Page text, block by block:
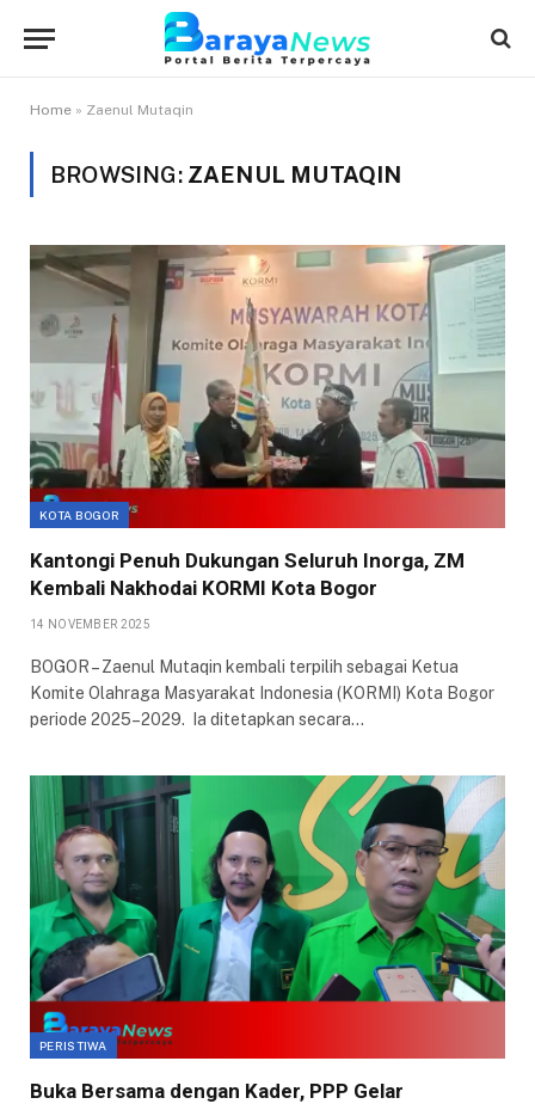
Home » Zaenul Mutaqin
BROWSING: ZAENUL MUTAQIN
KOTA BOGOR
Kantongi Penuh Dukungan Seluruh Inorga, ZM
Kembali Nakhodai KORMI Kota Bogor
14 NOVEMBER 2025
BOGOR – Zaenul Mutaqin kembali terpilih sebagai Ketua
Komite Olahraga Masyarakat Indonesia (KORMI) Kota Bogor
periode 2025–2029. Ia ditetapkan secara…
PERISTIWA
Buka Bersama dengan Kader, PPP Gelar